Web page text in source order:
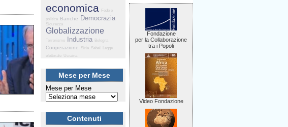
economica
Fede e
politica Banche Democrazia
Sicurezza
Globalizzazione
Terrorismo Industria Bologna
Cooperazione Siria Sahel
Legge
elettorale
Ucraina
Mese per Mese
Mese per Mese
Contenuti
Fondazione
per la Collaborazione
tra i Popoli
Video Fondazione